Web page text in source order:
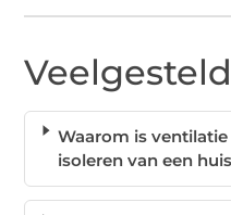
Waarom is
isoleren van een